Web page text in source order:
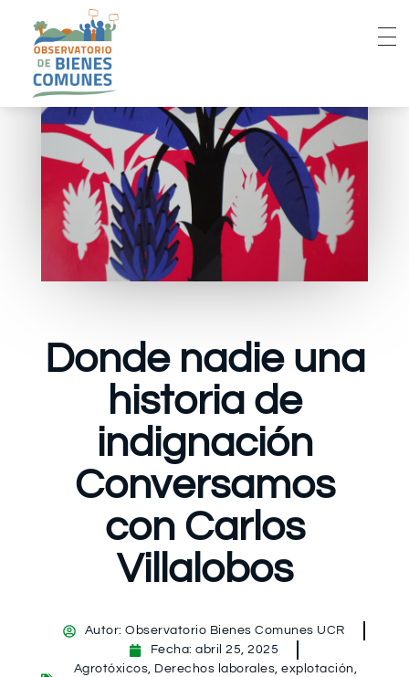
Donde nadie una
historia de
indignación
Conversamos
con Carlos
Villalobos
Autor: Observatorio Bienes Comunes UCR
Fecha: abril 25, 2025
Agrotóxicos, Derechos laborales,explotación,